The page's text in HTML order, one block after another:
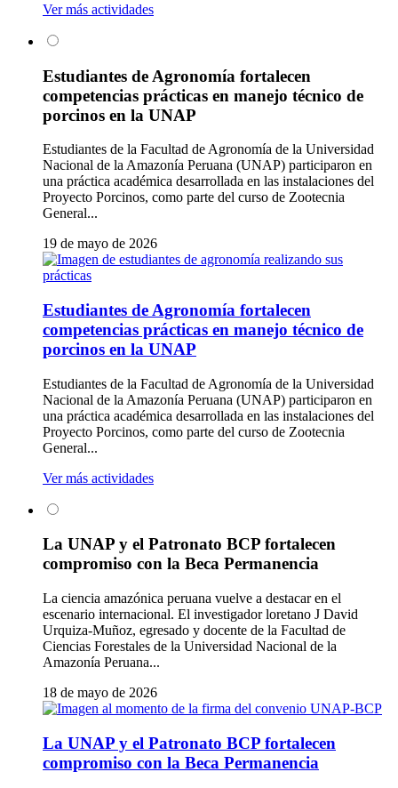
Ver más actividades
Estudiantes de Agronomía fortalecen
competencias prácticas en manejo técnico de
porcinos en la UNAP
Estudiantes de la Facultad de Agronomía de la Universidad
Nacional de la Amazonía Peruana (UNAP) participaron en
una práctica académica desarrollada en las instalaciones del
Proyecto Porcinos, como parte del curso de Zootecnia
General...
19 de mayo de 2026
Estudiantes de Agronomía fortalecen
competencias prácticas en manejo técnico de
porcinos en la UNAP
Estudiantes de la Facultad de Agronomía de la Universidad
Nacional de la Amazonía Peruana (UNAP) participaron en
una práctica académica desarrollada en las instalaciones del
Proyecto Porcinos, como parte del curso de Zootecnia
General...
Ver más actividades
La UNAP y el Patronato BCP fortalecen
compromiso con la Beca Permanencia
La ciencia amazónica peruana vuelve a destacar en el
escenario internacional. El investigador loretano J David
Urquiza-Muñoz, egresado y docente de la Facultad de
Ciencias Forestales de la Universidad Nacional de la
Amazonía Peruana...
18 de mayo de 2026
La UNAP y el Patronato BCP fortalecen
compromiso con la Beca Permanencia